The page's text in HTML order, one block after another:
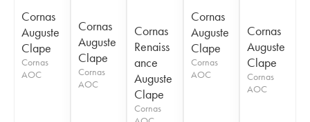
Cornas
Auguste
Clape
Cornas
AOC
Cornas
Auguste
Clape
Cornas
AOC
Cornas
Renaiss
ance
Auguste
Clape
Cornas
Cornas
Auguste
Clape
Cornas
AOC
Cornas
Auguste
Clape
Cornas
AOC